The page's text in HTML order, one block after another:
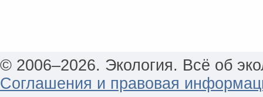
© 2006–2026. Экология. Всё об
Соглашения и правовая